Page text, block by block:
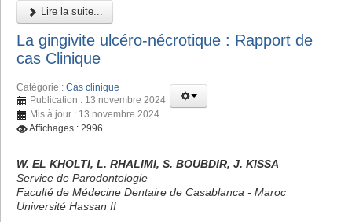
Lire la suite...
La gingivite ulcéro-nécrotique : Rapport de
cas Clinique
Catégorie : Cas clinique
Publication : 13 novembre 2024
Mis à jour : 13 novembre 2024
Affichages : 2996
W. EL KHOLTI, L. RHALIMI, S. BOUBDIR, J. KISSA
Service de Parodontologie
Faculté de Médecine Dentaire de Casablanca - Maroc
Université Hassan II